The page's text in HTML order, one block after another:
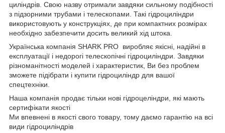
циліндрів. Свою назву отримали завдяки сильному подібності
з підзорними трубами і телескопами. Такі гідроциліндри
використовують у конструкціях, де при компактних розмірах
необхідно забезпечити досить великий хід штока.
Українська компанія SHARK PRO виробляє якісні, надійні в
експлуатації і недорогі телескопічні гідроциліндри. Завдяки
різноманітності моделей і характеристик, Ви без проблем
зможете підібрати і купити гідроциліндр для вашої
спецтехніки.
Наша компанія продає тільки нові гідроцеліндри, які мають
сертифікати якості
Ми впевнені в якості свого товару, тому даємо гарантію на всі
види гідроциліндрів